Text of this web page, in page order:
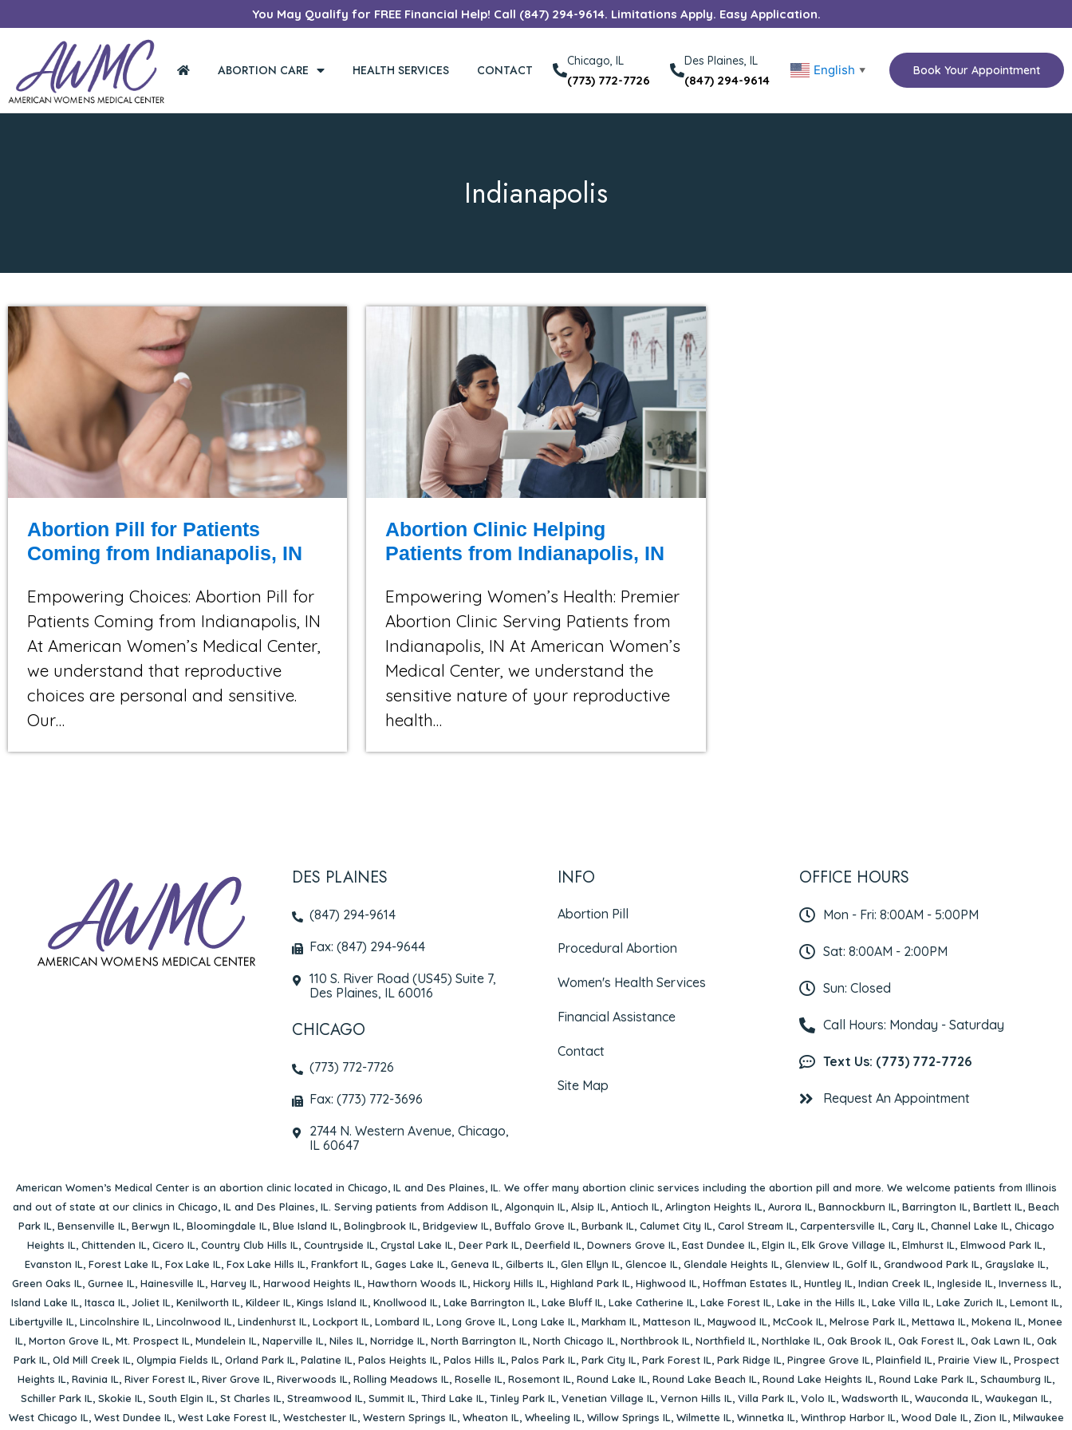
You May Qualify for FREE Financial Help! Call (847) 294-9614. Limitations Apply. Easy Application.
ABORTION CARE HEALTH SERVICES CONTACT
Chicago, IL
(773) 772-7726
Des Plaines, IL
(847) 294-9614
English ▼ Book Your Appointment
Indianapolis
Abortion Pill for Patients
Coming from Indianapolis, IN
Empowering Choices: Abortion Pill for
Patients Coming from Indianapolis, IN
At American Women’s Medical Center,
we understand that reproductive
choices are personal and sensitive.
Our…
Abortion Clinic Helping
Patients from Indianapolis, IN
Empowering Women’s Health: Premier
Abortion Clinic Serving Patients from
Indianapolis, IN At American Women’s
Medical Center, we understand the
sensitive nature of your reproductive
health…
DES PLAINES
(847) 294-9614
Fax: (847) 294-9644
110 S. River Road (US45) Suite 7,
Des Plaines, IL 60016
CHICAGO
(773) 772-7726
Fax: (773) 772-3696
2744 N. Western Avenue, Chicago,
IL 60647
INFO
Abortion Pill
Procedural Abortion
Women's Health Services
Financial Assistance
Contact
Site Map
OFFICE HOURS
Mon - Fri: 8:00AM - 5:00PM
Sat: 8:00AM - 2:00PM
Sun: Closed
Call Hours: Monday - Saturday
Text Us: (773) 772-7726
Request An Appointment
American Women’s Medical Center is an abortion clinic located in Chicago, IL and Des Plaines, IL. We offer many abortion clinic services including the abortion pill and more. We welcome patients from Illinois
and out of state at our clinics in Chicago, IL and Des Plaines, IL. Serving patients from Addison IL, Algonquin IL, Alsip IL, Antioch IL, Arlington Heights IL, Aurora IL, Bannockburn IL, Barrington IL, Bartlett IL, Beach
Park IL, Bensenville IL, Berwyn IL, Bloomingdale IL, Blue Island IL, Bolingbrook IL, Bridgeview IL, Buffalo Grove IL, Burbank IL, Calumet City IL, Carol Stream IL, Carpentersville IL, Cary IL, Channel Lake IL, Chicago
Heights IL, Chittenden IL, Cicero IL, Country Club Hills IL, Countryside IL, Crystal Lake IL, Deer Park IL, Deerfield IL, Downers Grove IL, East Dundee IL, Elgin IL, Elk Grove Village IL, Elmhurst IL, Elmwood Park IL,
Evanston IL, Forest Lake IL, Fox Lake IL, Fox Lake Hills IL, Frankfort IL, Gages Lake IL, Geneva IL, Gilberts IL, Glen Ellyn IL, Glencoe IL, Glendale Heights IL, Glenview IL, Golf IL, Grandwood Park IL, Grayslake IL,
Green Oaks IL, Gurnee IL, Hainesville IL, Harvey IL, Harwood Heights IL, Hawthorn Woods IL, Hickory Hills IL, Highland Park IL, Highwood IL, Hoffman Estates IL, Huntley IL, Indian Creek IL, Ingleside IL, Inverness IL,
Island Lake IL, Itasca IL, Joliet IL, Kenilworth IL, Kildeer IL, Kings Island IL, Knollwood IL, Lake Barrington IL, Lake Bluff IL, Lake Catherine IL, Lake Forest IL, Lake in the Hills IL, Lake Villa IL, Lake Zurich IL, Lemont IL,
Libertyville IL, Lincolnshire IL, Lincolnwood IL, Lindenhurst IL, Lockport IL, Lombard IL, Long Grove IL, Long Lake IL, Markham IL, Matteson IL, Maywood IL, McCook IL, Melrose Park IL, Mettawa IL, Mokena IL, Monee
IL, Morton Grove IL, Mt. Prospect IL, Mundelein IL, Naperville IL, Niles IL, Norridge IL, North Barrington IL, North Chicago IL, Northbrook IL, Northfield IL, Northlake IL, Oak Brook IL, Oak Forest IL, Oak Lawn IL, Oak
Park IL, Old Mill Creek IL, Olympia Fields IL, Orland Park IL, Palatine IL, Palos Heights IL, Palos Hills IL, Palos Park IL, Park City IL, Park Forest IL, Park Ridge IL, Pingree Grove IL, Plainfield IL, Prairie View IL, Prospect
Heights IL, Ravinia IL, River Forest IL, River Grove IL, Riverwoods IL, Rolling Meadows IL, Roselle IL, Rosemont IL, Round Lake IL, Round Lake Beach IL, Round Lake Heights IL, Round Lake Park IL, Schaumburg IL,
Schiller Park IL, Skokie IL, South Elgin IL, St Charles IL, Streamwood IL, Summit IL, Third Lake IL, Tinley Park IL, Venetian Village IL, Vernon Hills IL, Villa Park IL, Volo IL, Wadsworth IL, Wauconda IL, Waukegan IL,
West Chicago IL, West Dundee IL, West Lake Forest IL, Westchester IL, Western Springs IL, Wheaton IL, Wheeling IL, Willow Springs IL, Wilmette IL, Winnetka IL, Winthrop Harbor IL, Wood Dale IL, Zion IL, Milwaukee